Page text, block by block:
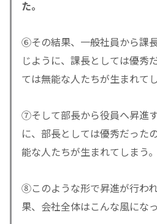
た。
⑥その結果、一般社員から課
じように、課長としては優秀
ては無能な人たちが生まれてし
⑦そして部長から役員へ昇進
に、部長としては優秀だった
能な人たちが生まれてしまう。
⑧このような形で昇進が行わ
果、会社全体はこんな風にな